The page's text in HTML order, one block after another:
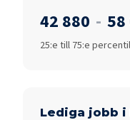
42 880 -
25:e till 75:e
Lediga jobb i